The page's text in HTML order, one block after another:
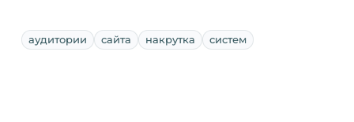
аудитории сайта накрутка систем